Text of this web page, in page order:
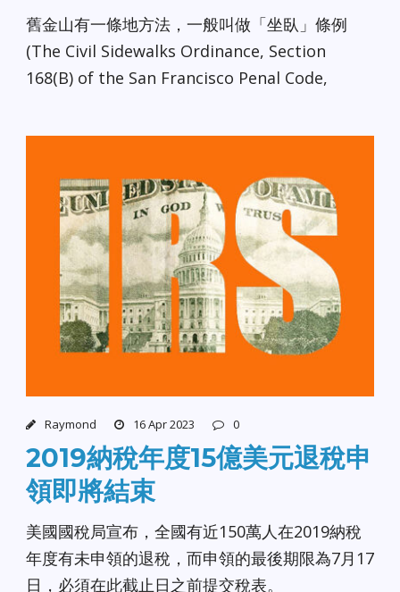
舊金山有一條地方法，一般叫做「坐臥」條例
(The Civil Sidewalks Ordinance, Section
168(B) of the San Francisco Penal Code,
Raymond 16 Apr 2023 0
2019納稅年度15億美元退稅申
領即將結束
美國國稅局宣布，全國有近150萬人在2019納稅
年度有未申領的退稅，而申領的最後期限為7月17
日，必須在此截止日之前提交稅表。